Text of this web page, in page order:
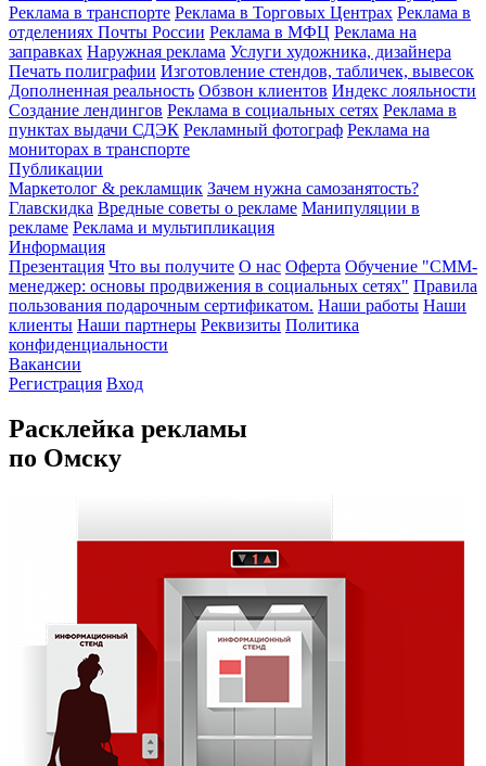
Реклама в транспорте Реклама в Торговых Центрах Реклама в
отделениях Почты России Реклама в МФЦ Реклама на
заправках Наружная реклама Услуги художника, дизайнера
Печать полиграфии Изготовление стендов, табличек, вывесок
Дополненная реальность Обзвон клиентов Индекс лояльности
Создание лендингов Реклама в социальных сетях Реклама в
пунктах выдачи СДЭК Рекламный фотограф Реклама на
мониторах в транспорте
Публикации
Маркетолог & рекламщик Зачем нужна самозанятость?
Главскидка Вредные советы о рекламе Манипуляции в
рекламе Реклама и мультипликация
Информация
Презентация Что вы получите О нас Оферта Обучение "СМM-
менеджер: основы продвижения в социальных сетях" Правила
пользования подарочным сертификатом. Наши работы Наши
клиенты Наши партнеры Реквизиты Политика
конфиденциальности
Вакансии
Регистрация Вход
Расклейка рекламы
по Омску